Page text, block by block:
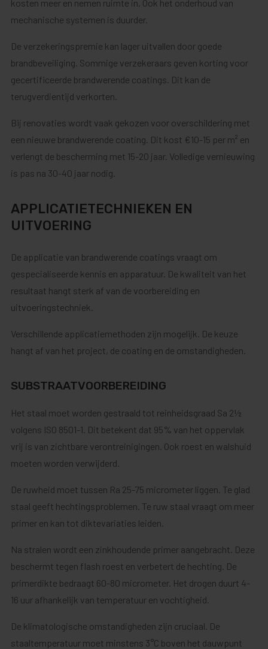
kosten meer en nemen ruimte in. Ook het onderhoud van
mechanische systemen is duurder.
De verzekeringspremie kan lager uitvallen door goede
brandbeveiliging. Sommige verzekeraars geven korting voor
gecertificeerde brandwerende coatings. Dit kan de
terugverdientijd verkorten.
Bij renovaties wordt vaak gekozen voor overschildering met
een nieuwe brandwerende coating. Dit kost €10-15 per m² en
verlengt de bescherming met 15-20 jaar. Volledige vernieuwing
is pas na 30-40 jaar nodig.
APPLICATIETECHNIEKEN EN
UITVOERING
De applicatie van brandwerende coatings vraagt om
gespecialiseerde kennis en apparatuur. De kwaliteit van het
resultaat hangt sterk af van de voorbereiding en
uitvoeringstechniek.
Verschillende applicatiemethoden zijn mogelijk. De keuze
hangt af van het project, de coating en de omstandigheden.
SUBSTRAATVOORBEREIDING
Het staal moet worden gestraald tot reinheidsgraad Sa 2½
volgens ISO 8501-1. Dit betekent dat 95% van het oppervlak
vrij is van zichtbare verontreinigingen. Ook roest en walshuid
moeten worden verwijderd.
De ruwheid moet tussen Ra 25-75 micrometer liggen. Te glad
staal geeft hechtingsproblemen. Te ruw staal vraagt om meer
primer en kan tot diktevariaties leiden.
Na stralen wordt een zinkhoudende primer aangebracht. Deze
beschermt tegen flash roest en verbetert de hechting. De
primerdikte bedraagt 60-80 micrometer. Het drogen duurt 4-
16 uur afhankelijk van temperatuur en vochtigheid.
De klimatologische omstandigheden zijn cruciaal. De
staaltemperatuur moet minstens 3°C boven het dauwpunt